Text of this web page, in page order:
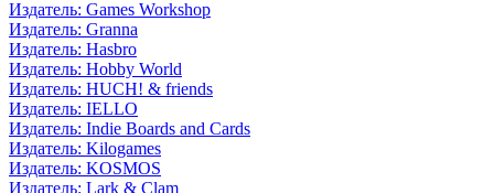
Издатель: Games Workshop
Издатель: Granna
Издатель: Hasbro
Издатель: Hobby World
Издатель: HUCH! & friends
Издатель: IELLO
Издатель: Indie Boards and Cards
Издатель: Kilogames
Издатель: KOSMOS
Издатель: Lark & Clam